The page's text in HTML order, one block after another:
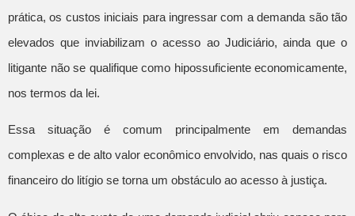
prática, os custos iniciais para ingressar com a demanda são tão
elevados que inviabilizam o acesso ao Judiciário, ainda que o
litigante não se qualifique como hipossuficiente economicamente,
nos termos da lei.
Essa situação é comum principalmente em demandas
complexas e de alto valor econômico envolvido, nas quais o risco
financeiro do litígio se torna um obstáculo ao acesso à justiça.